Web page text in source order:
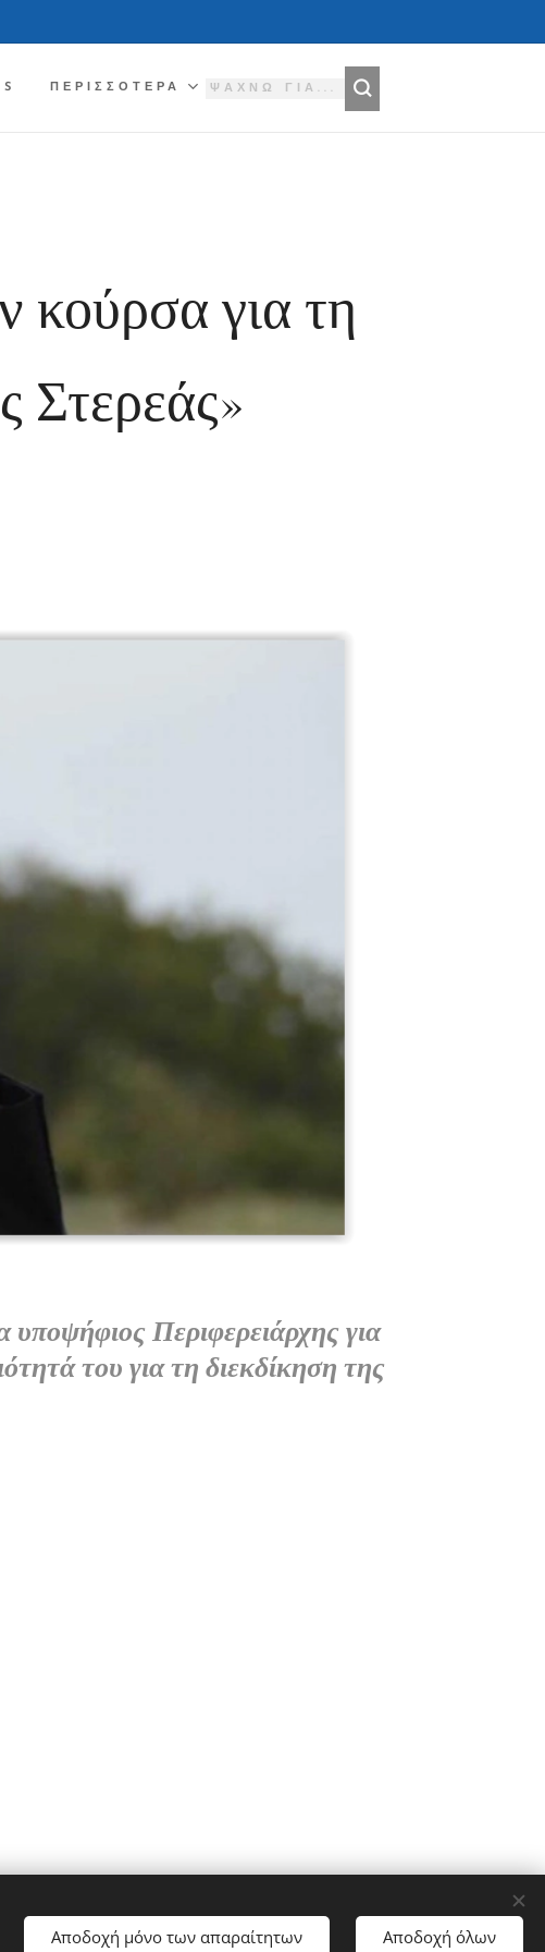
ΠΕΡΙΣΣΌΤΕΡΑ
κούρσα για τη
Στερεάς»
Περιφερειάρχης για
του για τη διεκδίκηση της
Αποδοχή μόνο των απαραίτητων Αποδοχή όλων